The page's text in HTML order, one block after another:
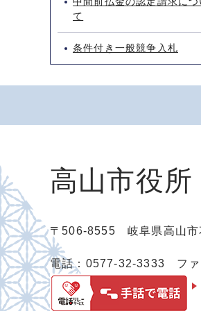
て
条件付き一般競争入札
高山市役所
〒506-8555 岐阜県高山
電話：0577-32-3333 フ